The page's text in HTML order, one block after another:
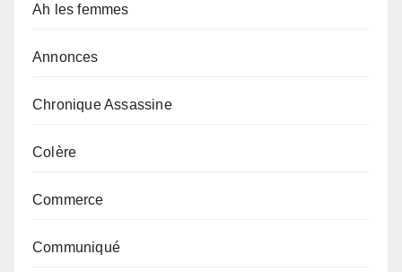
Ah les femmes
Annonces
Chronique Assassine
Colère
Commerce
Communiqué